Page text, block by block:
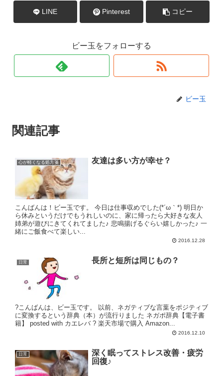
LINE Pinterest コピー
ビー玉をフォローする
ビー玉
関連記事
心が軽くなる処方箋 友達は多い方が幸せ？
こんばんは！ビー玉です。 今日は仕事収めでした(*´ω｀*) 明日か
ら休みというだけでもうれしいのに、家に帰ったら大好きな友人
姉弟が遊びにきてくれてました♪ 悲鳴揚げるぐらい嬉しかった♪ 一
緒にご飯食べて楽しい...
2016.12.28
日常 長所と短所は同じもの？
?こんばんは、ビー玉です。 以前、ネガティブな言葉をポジティブ
に変換するという辞典（本）が流行りました ネガポ辞典【電子書
籍】 posted with カエレバ ? 楽天市場で購入 Amazon...
2016.12.10
日常
深く眠ってストレス改善・疲労
回復♪